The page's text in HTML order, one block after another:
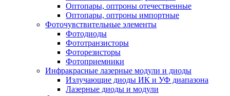
Оптопары, оптроны отечественные
Оптопары, оптроны импортные
Фоточувствительные элементы
Фотодиоды
Фототранзисторы
Фоторезисторы
Фотоприемники
Инфракрасные лазерные модули и диоды
Излучающие диоды ИК и УФ диапазона
Лазерные диоды и модули